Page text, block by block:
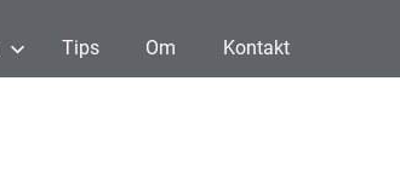
Tips Om Kontakt